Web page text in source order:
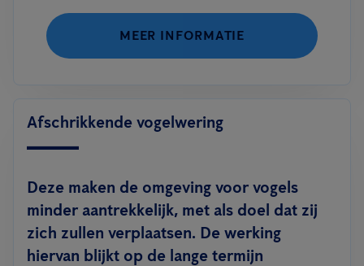
MEER INFORMATIE
Afschrikkende vogelwering
Deze maken de omgeving voor vogels
minder aantrekkelijk, met als doel dat zij
zich zullen verplaatsen. De werking
hiervan blijkt op de lange termijn